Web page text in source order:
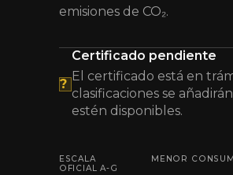
emisiones de CO₂.
?
Certificado pendiente
El certificado está en
clasificaciones se
estén disponibles.
ESCALA
OFICIAL A-G
MENOR